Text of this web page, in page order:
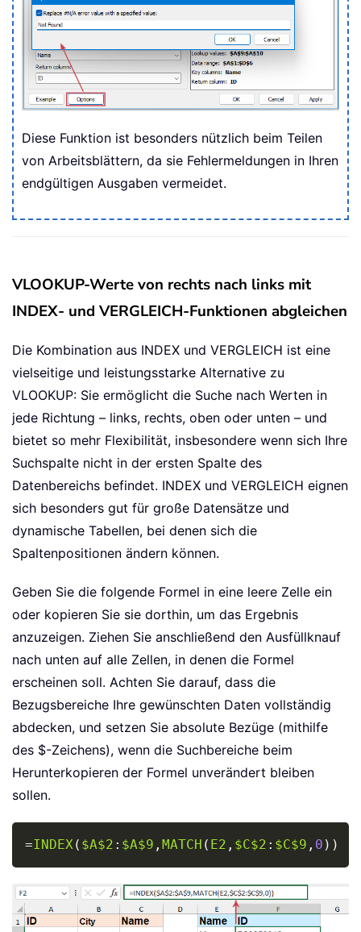
Diese Funktion ist besonders nützlich beim Teilen
von Arbeitsblättern, da sie Fehlermeldungen in Ihren
endgültigen Ausgaben vermeidet.
VLOOKUP-Werte von rechts nach links mit
INDEX- und VERGLEICH-Funktionen abgleichen
Die Kombination aus INDEX und VERGLEICH ist eine
vielseitige und leistungsstarke Alternative zu
VLOOKUP: Sie ermöglicht die Suche nach Werten in
jede Richtung – links, rechts, oben oder unten – und
bietet so mehr Flexibilität, insbesondere wenn sich Ihre
Suchspalte nicht in der ersten Spalte des
Datenbereichs befindet. INDEX und VERGLEICH eignen
sich besonders gut für große Datensätze und
dynamische Tabellen, bei denen sich die
Spaltenpositionen ändern können.
Geben Sie die folgende Formel in eine leere Zelle ein
oder kopieren Sie sie dorthin, um das Ergebnis
anzuzeigen. Ziehen Sie anschließend den Ausfüllknauf
nach unten auf alle Zellen, in denen die Formel
erscheinen soll. Achten Sie darauf, dass die
Bezugsbereiche Ihre gewünschten Daten vollständig
abdecken, und setzen Sie absolute Bezüge (mithilfe
des $-Zeichens), wenn die Suchbereiche beim
Herunterkopieren der Formel unverändert bleiben
sollen.
=INDEX( $A$2 : $A$9 , MATCH ( E2 , $C$2 : $C$9 , 0 ) )
Copy